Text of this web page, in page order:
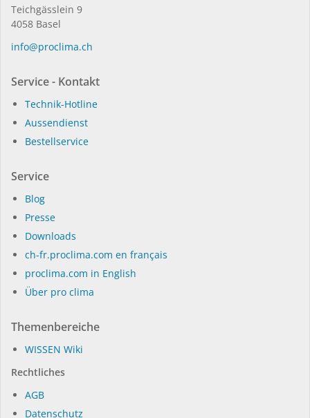
Teichgässlein 9
4058 Basel
in­fo@procli­ma.ch
Service - Kontakt
Technik-Hotline
Aussendienst
Bestellservice
Service
Blog
Presse
Dow­n­loads
ch-fr.proclima.com en français
proclima.com in English
Über pro clima
Themenbereiche
WIS­SEN Wi­ki
Rechtliches
AGB
Datenschutz